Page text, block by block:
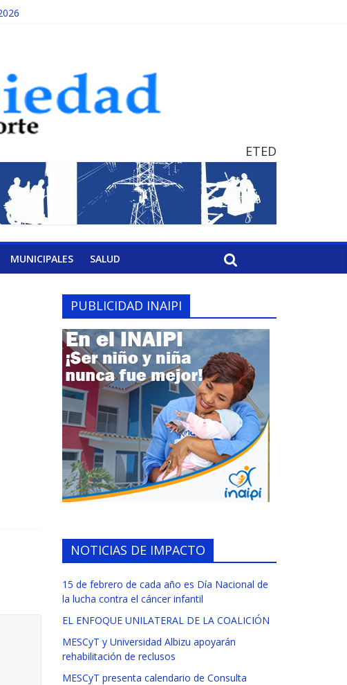
ETED
MUNICIPALES SALUD
PUBLICIDAD INAIPI
NOTICIAS DE IMPACTO
15 de febrero de cada año es Día Nacional de
la lucha contra el cáncer infantil
EL ENFOQUE UNILATERAL DE LA COALICIÓN
MESCyT y Universidad Albizu apoyarán
rehabilitación de reclusos
MESCyT presenta calendario de Consulta